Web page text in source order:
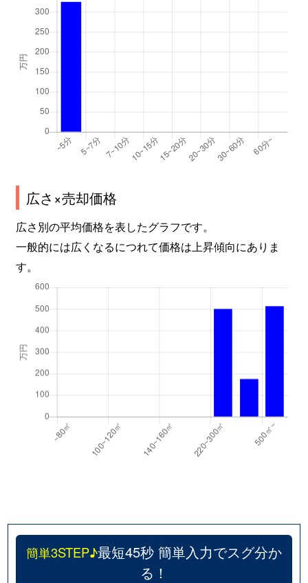
広さ×売却価格
広さ別の平均価格を表したグラフです。
一般的には広くなるにつれて価格は上昇傾向にありま
す。
簡単3STEP♪最短45秒 簡単入力でスグ分か
る！